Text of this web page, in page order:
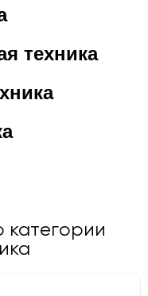
техника